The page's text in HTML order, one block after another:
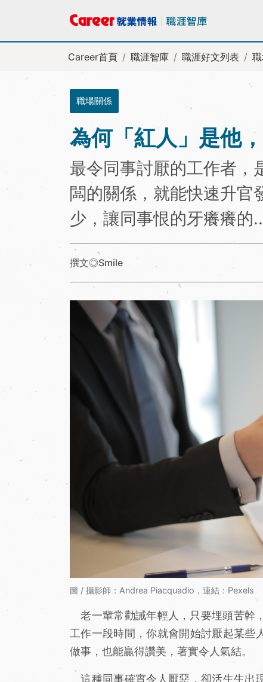
Career首頁 職涯智庫 職涯好文列表
職場關係
為何「紅人」是他
最令同事討厭的工作者，
闆的關係，就能快速升官
少，讓同事恨的牙癢癢的
撰文◎Smile
圖 / 攝影師：Andrea Piacquadio，連結：Pexels
老一輩常勸誡年輕人，只要埋頭苦幹
工作一段時間，你就會開始討厭起某些
做事，也能贏得讚美，著實令人氣結。
這種同事確實令人厭惡，卻活生生出